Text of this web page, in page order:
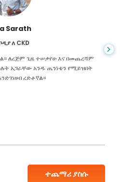
Sarath
ለ CKD
ለረጅም ጊዜ ተሠቃየሁ እና በመጨረሻም
አጋራቸው አንዱ ጤንነቴን የሚይዝበት
ረድቶኛል።
ተጨማሪ ያስሱ